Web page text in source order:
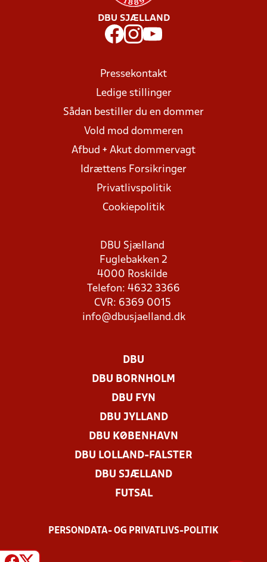
DBU SJÆLLAND
Pressekontakt
Ledige stillinger
Sådan bestiller du en dommer
Vold mod dommeren
Afbud + Akut dommervagt
Idrættens Forsikringer
Privatlivspolitik
Cookiepolitik
DBU Sjælland
Fuglebakken 2
4000 Roskilde
Telefon: 4632 3366
CVR: 6369 0015
info@dbusjaelland.dk
DBU
DBU BORNHOLM
DBU FYN
DBU JYLLAND
DBU KØBENHAVN
DBU LOLLAND-FALSTER
DBU SJÆLLAND
FUTSAL
PERSONDATA- OG PRIVATLIVS-POLITIK